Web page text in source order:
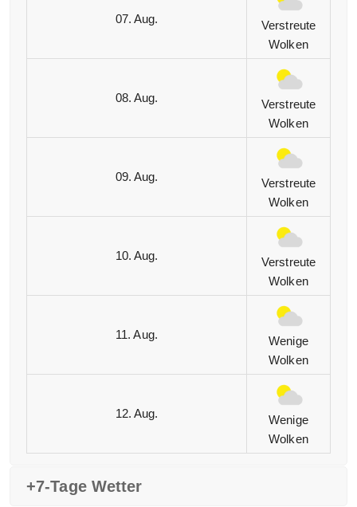
07. Aug.
Verstreute
Wolken
08. Aug.
Verstreute
Wolken
09. Aug.
Verstreute
Wolken
10. Aug.
Verstreute
Wolken
11. Aug.
Wenige
Wolken
12. Aug.
Wenige
Wolken
+7-Tage Wetter